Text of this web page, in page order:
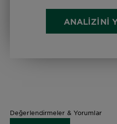
ANALİZİNİ
Değerlendirmeler & Yorumlar